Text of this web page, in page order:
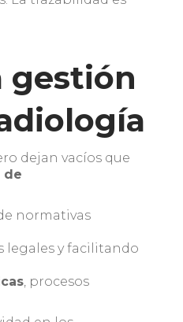
gestión
dejan vacíos que
de
normativas
legales y facilitando
, procesos